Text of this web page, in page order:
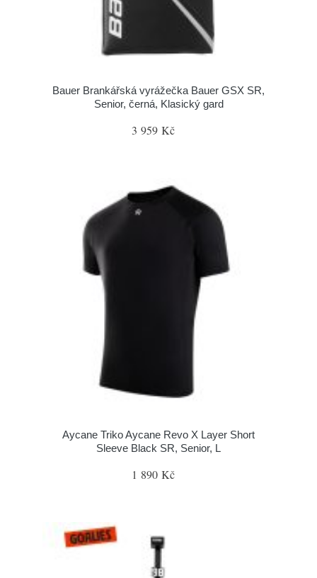
Bauer Brankářská vyrážečka Bauer GSX SR,
Senior, černá, Klasický gard
3 959 Kč
Aycane Triko Aycane Revo X Layer Short
Sleeve Black SR, Senior, L
1 890 Kč